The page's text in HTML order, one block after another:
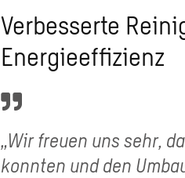
Verbesserte
Energieeffizienz
„Wir freuen uns sehr,
konnten und den